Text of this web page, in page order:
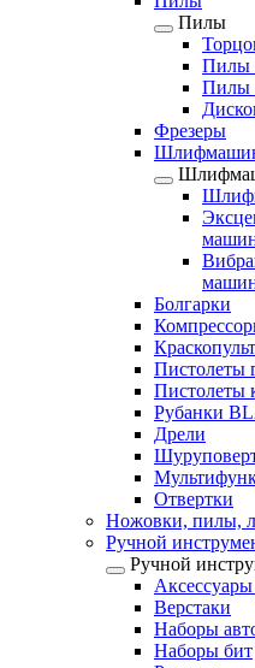
Пилы
Пилы
Пилы
Фрезеры
Болгарки
Пистолеты
Пистолеты
Рубанки
Дрели
Отвертки
Ножовки, пилы,
Ручной
Ручной
Верстаки
Наборы
Наборы бит